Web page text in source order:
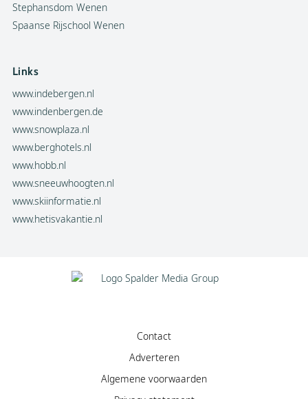
Stephansdom Wenen
Spaanse Rijschool Wenen
Links
www.indebergen.nl
www.indenbergen.de
www.snowplaza.nl
www.berghotels.nl
www.hobb.nl
www.sneeuwhoogten.nl
www.skiinformatie.nl
www.hetisvakantie.nl
Contact
Adverteren
Algemene voorwaarden